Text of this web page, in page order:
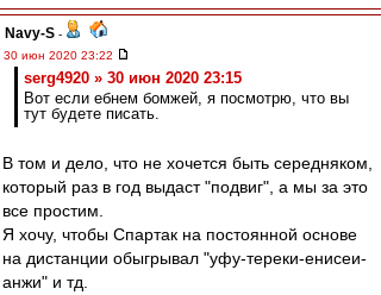
Navy-S -
30 июн 2020 23:22
serg4920 » 30 июн 2020 23:15
Вот если ебнем бомжей, я посмотрю, что вы
тут будете писать.
В том и дело, что не хочется быть середняком,
который раз в год выдаст "подвиг", а мы за это
все простим.
Я хочу, чтобы Спартак на постоянной основе
на дистанции обыгрывал "уфу-тереки-енисеи-
анжи" и тд.